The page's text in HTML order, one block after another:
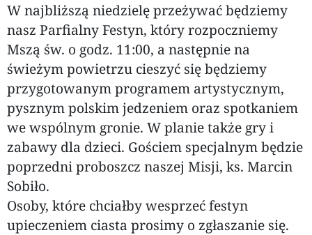
W najbliższą niedzielę przeżywać będziemy
nasz Parfialny Festyn, który rozpoczniemy
Mszą św. o godz. 11:00, a następnie na
świeżym powietrzu cieszyć się będziemy
przygotowanym programem artystycznym,
pysznym polskim jedzeniem oraz spotkaniem
we wspólnym gronie. W planie także gry i
zabawy dla dzieci. Gościem specjalnym będzie
poprzedni proboszcz naszej Misji, ks. Marcin
Sobiło.
Osoby, które chciałby wesprzeć festyn
upieczeniem ciasta prosimy o zgłaszanie się.